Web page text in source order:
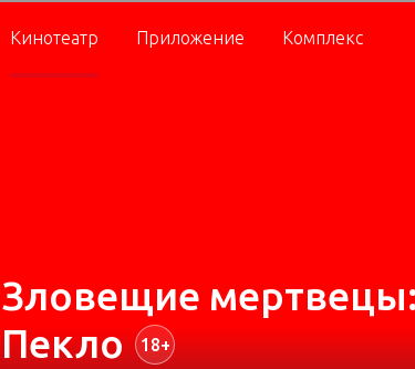
Кинотеатр Приложение Комплекс
Зловещие мертвецы:
Пекло
18+